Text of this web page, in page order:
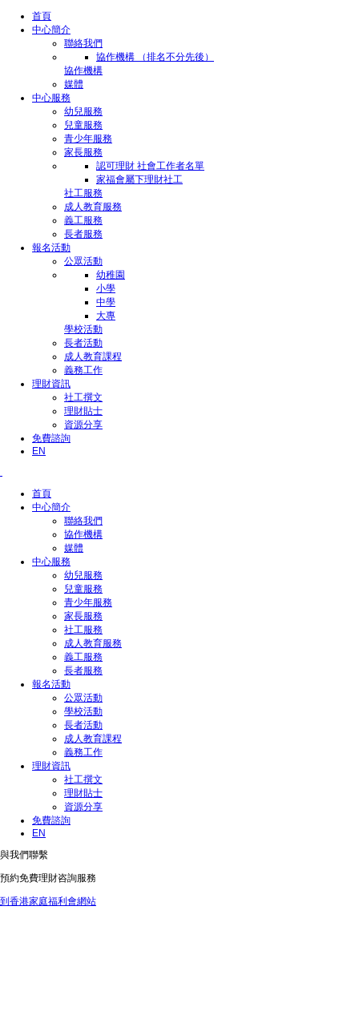
首頁
中心簡介
聯絡我們
協作機構 （排名不分先後）
協作機構
媒體
中心服務
幼兒服務
兒童服務
青少年服務
家長服務
認可理財 社會工作者名單
家福會屬下理財社工
社工服務
成人教育服務
義工服務
長者服務
報名活動
公眾活動
幼稚園
小學
中學
大專
學校活動
長者活動
成人教育課程
義務工作
理財資訊
社工撰文
理財貼士
資源分享
免費諮詢
EN
首頁
中心簡介
聯絡我們
協作機構
媒體
中心服務
幼兒服務
兒童服務
青少年服務
家長服務
社工服務
成人教育服務
義工服務
長者服務
報名活動
公眾活動
學校活動
長者活動
成人教育課程
義務工作
理財資訊
社工撰文
理財貼士
資源分享
免費諮詢
EN
與我們聯繫
預約免費理財咨詢服務
到香港家庭福利會網站